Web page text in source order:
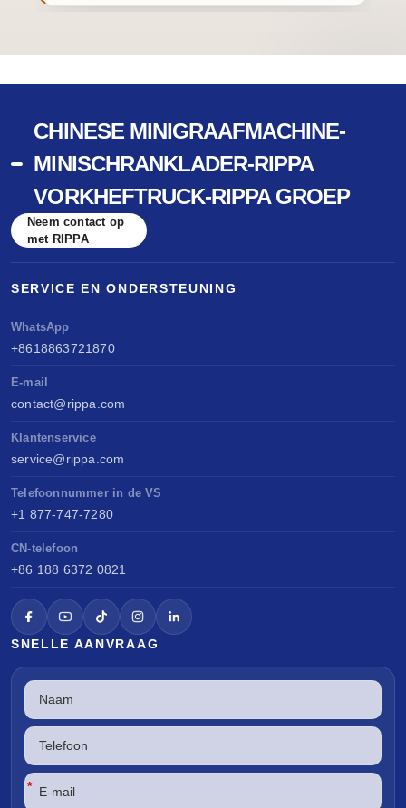
CHINESE MINIGRAAFMACHINE-
MINISCHRANKLADER-RIPPA
VORKHEFTRUCK-RIPPA GROEP
Neem contact op
met RIPPA
SERVICE EN ONDERSTEUNING
WhatsApp
+8618863721870
E-mail
contact@rippa.com
Klantenservice
service@rippa.com
Telefoonnummer in de VS
+1 877-747-7280
CN-telefoon
+86 188 6372 0821
SNELLE AANVRAAG
*